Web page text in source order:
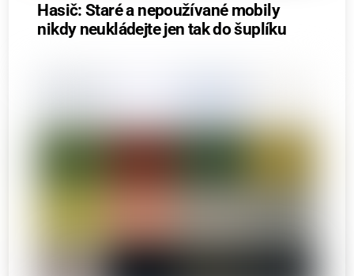
Hasič: Staré a nepoužívané mobily
nikdy neukládejte jen tak do šuplíku